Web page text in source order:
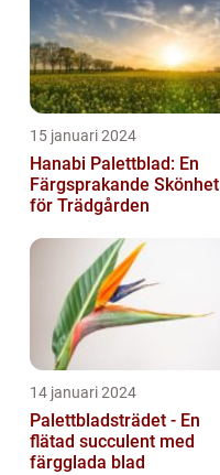
15 januari 2024
Hanabi Palettblad: En
Färgsprakande Skönhet
för Trädgården
14 januari 2024
Palettbladsträdet - En
flätad succulent med
färgglada blad